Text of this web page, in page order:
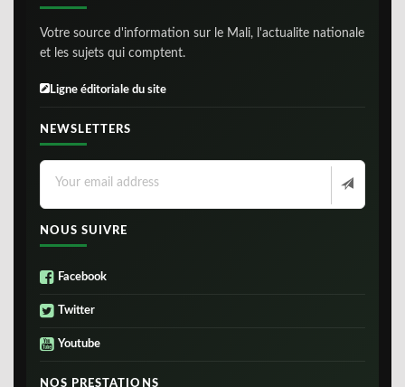
Votre source d'information sur le Mali, l'actualite nationale
et les sujets qui comptent.
Ligne éditoriale du site
NEWSLETTERS
NOUS SUIVRE
Facebook
Twitter
Youtube
NOS PRESTATIONS